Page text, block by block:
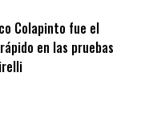
Colapinto fue el
en las pruebas